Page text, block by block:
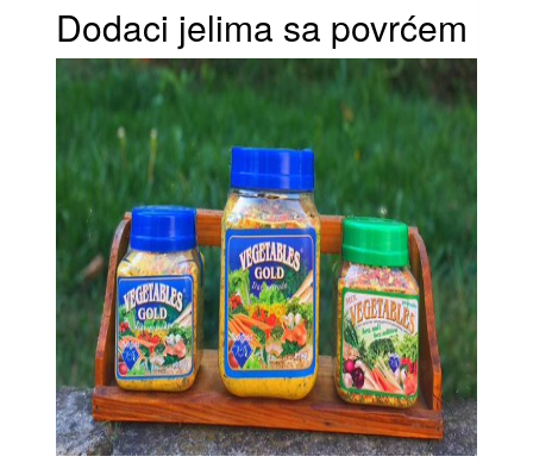
Dodaci jelima sa povrćem